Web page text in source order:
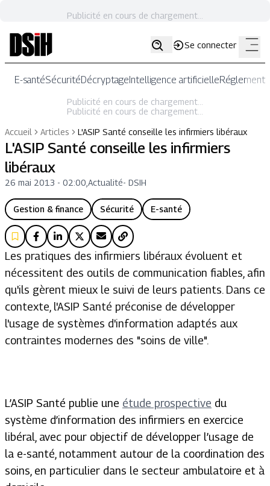
Publicité en cours de chargement...
Se connecter
E-santéSécuritéDécryptageIntelligence artificielle
Publicité en cours de chargement...
Publicité en cours de chargement...
Accueil
Articles L'ASIP Santé conseille les infirmiers libéraux
L'ASIP Santé conseille les infirmiers
libéraux
26 mai 2013 - 02:00 Actualité- DSIH
Gestion & finance Sécurité E-santé
Les pratiques des infirmiers libéraux évoluent et
nécessitent des outils de communication fiables, afin
qu'ils gèrent mieux le suivi de leurs patients. Dans ce
contexte, l'ASIP Santé préconise de développer
l'usage de systèmes d'information adaptés aux
contraintes modernes des "soins de ville".
L’ASIP Santé publie une étude prospective du
système d’information des infirmiers en exercice
libéral, avec pour objectif de développer l’usage de
la e-santé, notamment autour de la coordination des
soins, en particulier dans le secteur ambulatoire et à